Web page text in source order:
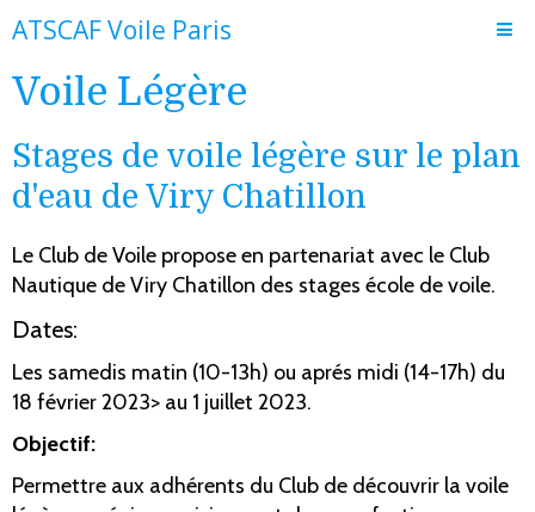
ATSCAF Voile Paris
Accueil
Adhésion et fonctionnement
Journal de bord
Voile Légère
Stages de voile légère sur le plan
d'eau de Viry Chatillon
Le Club de Voile propose en partenariat avec le Club
Nautique de Viry Chatillon des stages école de voile.
Dates:
Les samedis matin (10-13h) ou aprés midi (14-17h) du
18 février 2023> au 1 juillet 2023.
Objectif:
Permettre aux adhérents du Club de découvrir la voile